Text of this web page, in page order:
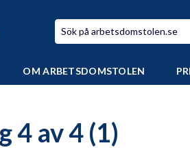
OM ARBETSDOMSTOLEN
4 av 4 (1)